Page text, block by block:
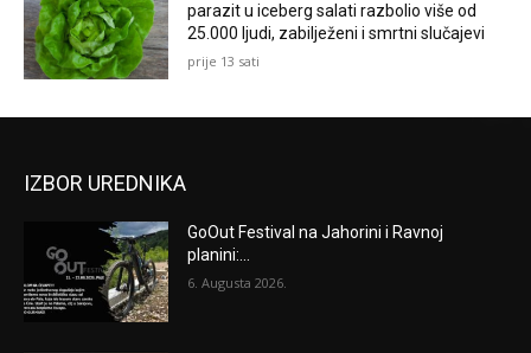
parazit u iceberg salati razbolio više od
25.000 ljudi, zabilježeni i smrtni slučajevi
prije 13 sati
IZBOR UREDNIKA
GoOut Festival na Jahorini i Ravnoj
planini:...
6. Augusta 2026.